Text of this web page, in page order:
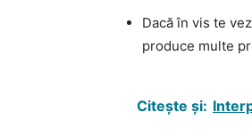
Dacă în vis te
produce multe
Citește și: